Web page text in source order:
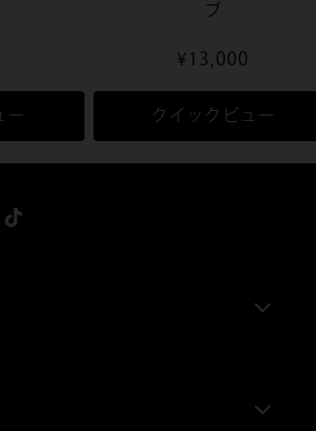
ー
ブ
通
常
価
格
¥13,000
クイックビュー
TikTok
ョップ 原宿